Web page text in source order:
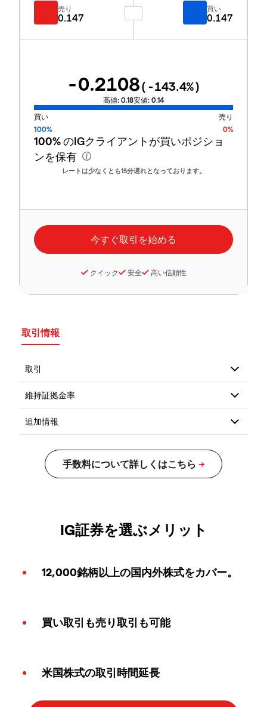
売り
0.147
買い
0.147
-0.2108( -143.4%)
高値: 0.18安値: 0.14
買い
売り
100%
0%
100%のIGクライアントが買いポジショ
ンを保有
レートは少なくとも15分遅れとなっております。
クイック 安全 高い信頼性
取引情報
IG証券を選ぶメリット
12,000銘柄以上の国内外株式をカバー。
買い取引も売り取引も可能
米国株式の取引時間延長